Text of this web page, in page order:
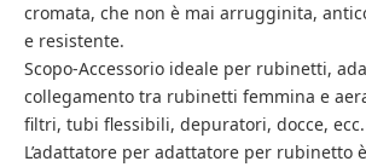
cromata, che non è mai arrugginita,
e resistente.
Scopo-Accessorio ideale per rubinetti,
collegamento tra rubinetti femmina e
filtri, tubi flessibili, depuratori, docce, ecc.
L’adattatore per adattatore per rubinetto